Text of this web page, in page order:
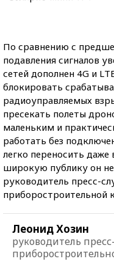
По сравнению с
подавления сигналов
сетей дополнен 4G и
блокировать
радиоуправляемых
пресекать полеты
маленьким и
работать без
легко переносить
широкую публику он не
руководитель пресс-
приборостроительной
Леонид Хозин
руководитель